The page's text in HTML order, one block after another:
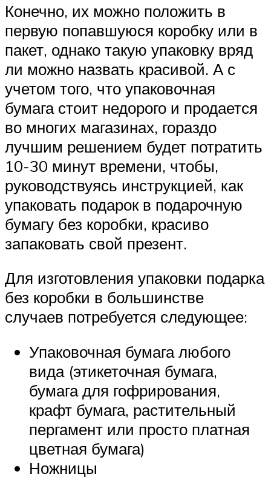
Конечно, их можно положить в
первую попавшуюся коробку или в
пакет, однако такую упаковку вряд
ли можно назвать красивой. А с
учетом того, что упаковочная
бумага стоит недорого и продается
во многих магазинах, гораздо
лучшим решением будет потратить
10-30 минут времени, чтобы,
руководствуясь инструкцией, как
упаковать подарок в подарочную
бумагу без коробки, красиво
запаковать свой презент.
Для изготовления упаковки подарка
без коробки в большинстве
случаев потребуется следующее:
Упаковочная бумага любого
вида (этикеточная бумага,
бумага для гофрирования,
крафт бумага, растительный
пергамент или просто платная
цветная бумага)
Ножницы